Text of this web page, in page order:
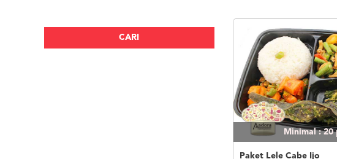
Minimal : 20
Paket Lele Cabe Ijo